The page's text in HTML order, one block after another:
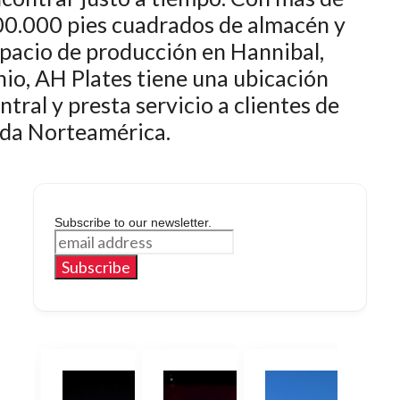
pies cuadrados de almacén y
de producción en Hannibal,
AH Plates tiene una ubicación
y presta servicio a clientes de
Norteamérica.
Subscribe to our newsletter.